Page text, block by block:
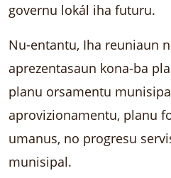
governu lokál iha futuru.
Nu-entantu, Iha reuniaun
aprezentasaun kona-ba
planu orsamentu
aprovizionamentu, planu
umanus, no progresu
munisipal.